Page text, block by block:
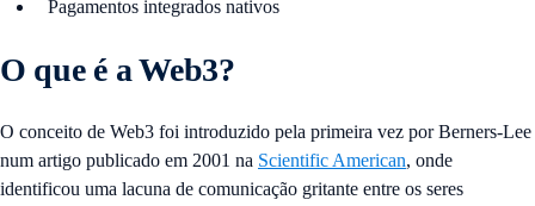
Pagamentos integrados nativos
O que é a Web3?
O conceito de Web3 foi introduzido pela primeira vez por Berners-Lee
num artigo publicado em 2001 na Scientific American, onde
identificou uma lacuna de comunicação gritante entre os seres